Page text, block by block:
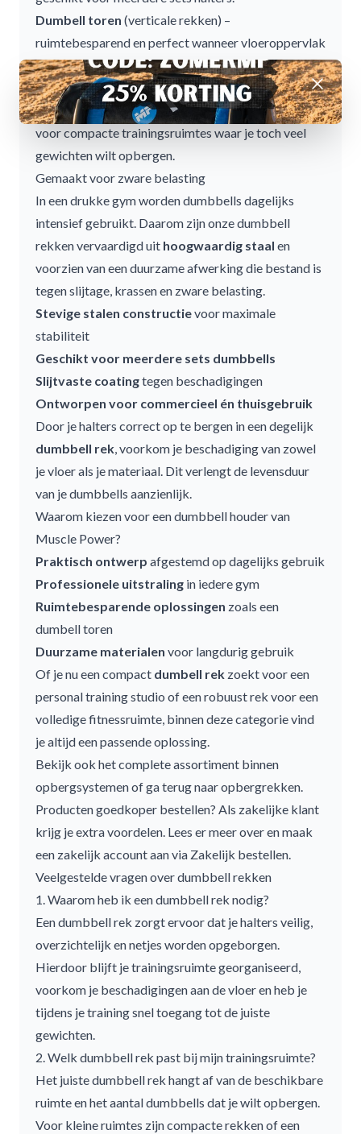
Dumbell toren (verticale rekken) –
ruimtebesparend en perfect wanneer vloeroppervlak
beperkt is.
Een verticaledumbell torenneemt minder ruimte in
dan een traditioneel rek en is daardoor zeer geschikt
voor compacte trainingsruimtes waar je toch veel
gewichten wilt opbergen.
Gemaakt voor zware belasting
In een drukke gym wordendumbbells dagelijks
intensief gebruikt. Daarom zijn onze dumbbell
rekken vervaardigd uit hoogwaardig staal en
voorzien van een duurzame afwerking die bestand is
tegen slijtage, krassen en zware belasting.
Stevige stalen constructievoor maximale
stabiliteit
Geschikt voor meerdere sets dumbbells
Slijtvaste coatingtegen beschadigingen
Ontworpen voor commercieel én thuisgebruik
Door je halters correct op te bergen in een degelijk
dumbbell rek, voorkom je beschadiging van zowel
je vloer als je materiaal. Dit verlengt de levensduur
van je dumbbells aanzienlijk.
Waarom kiezen voor een dumbbell houder van
Muscle Power?
Praktisch ontwerp afgestemd op dagelijks gebruik
Professionele uitstraling in iedere gym
Ruimtebesparende oplossingen zoals een
dumbell toren
Duurzame materialen voor langdurig gebruik
Of je nu een compact dumbell rek zoekt voor een
personal training studio of een robuust rek voor een
volledige fitnessruimte, binnen deze categorie vind
je altijd een passende oplossing.
Bekijk ook het complete assortiment binnen
opbergsystemenof ga terug naaropbergrekken.
Producten goedkoper bestellen? Als zakelijke klant
krijg je extra voordelen. Lees er meer over en maak
een zakelijk account aan via Zakelijk bestellen.
Veelgestelde vragen over dumbbell rekken
1. Waarom heb ik een dumbbell rek nodig?
Eendumbbell rek zorgt ervoor dat je halters veilig,
overzichtelijk en netjes worden opgeborgen.
Hierdoor blijft je trainingsruimte georganiseerd,
voorkom je beschadigingen aan de vloer en heb je
tijdens je training snel toegang tot de juiste
gewichten.
2. Welk dumbbell rek past bij mijn trainingsruimte?
Het juiste dumbbell rek hangt af van de beschikbare
ruimte en het aantal dumbbells dat je wilt opbergen.
Voor kleine ruimtes zijncompacte rekkenof een
Afwijzen